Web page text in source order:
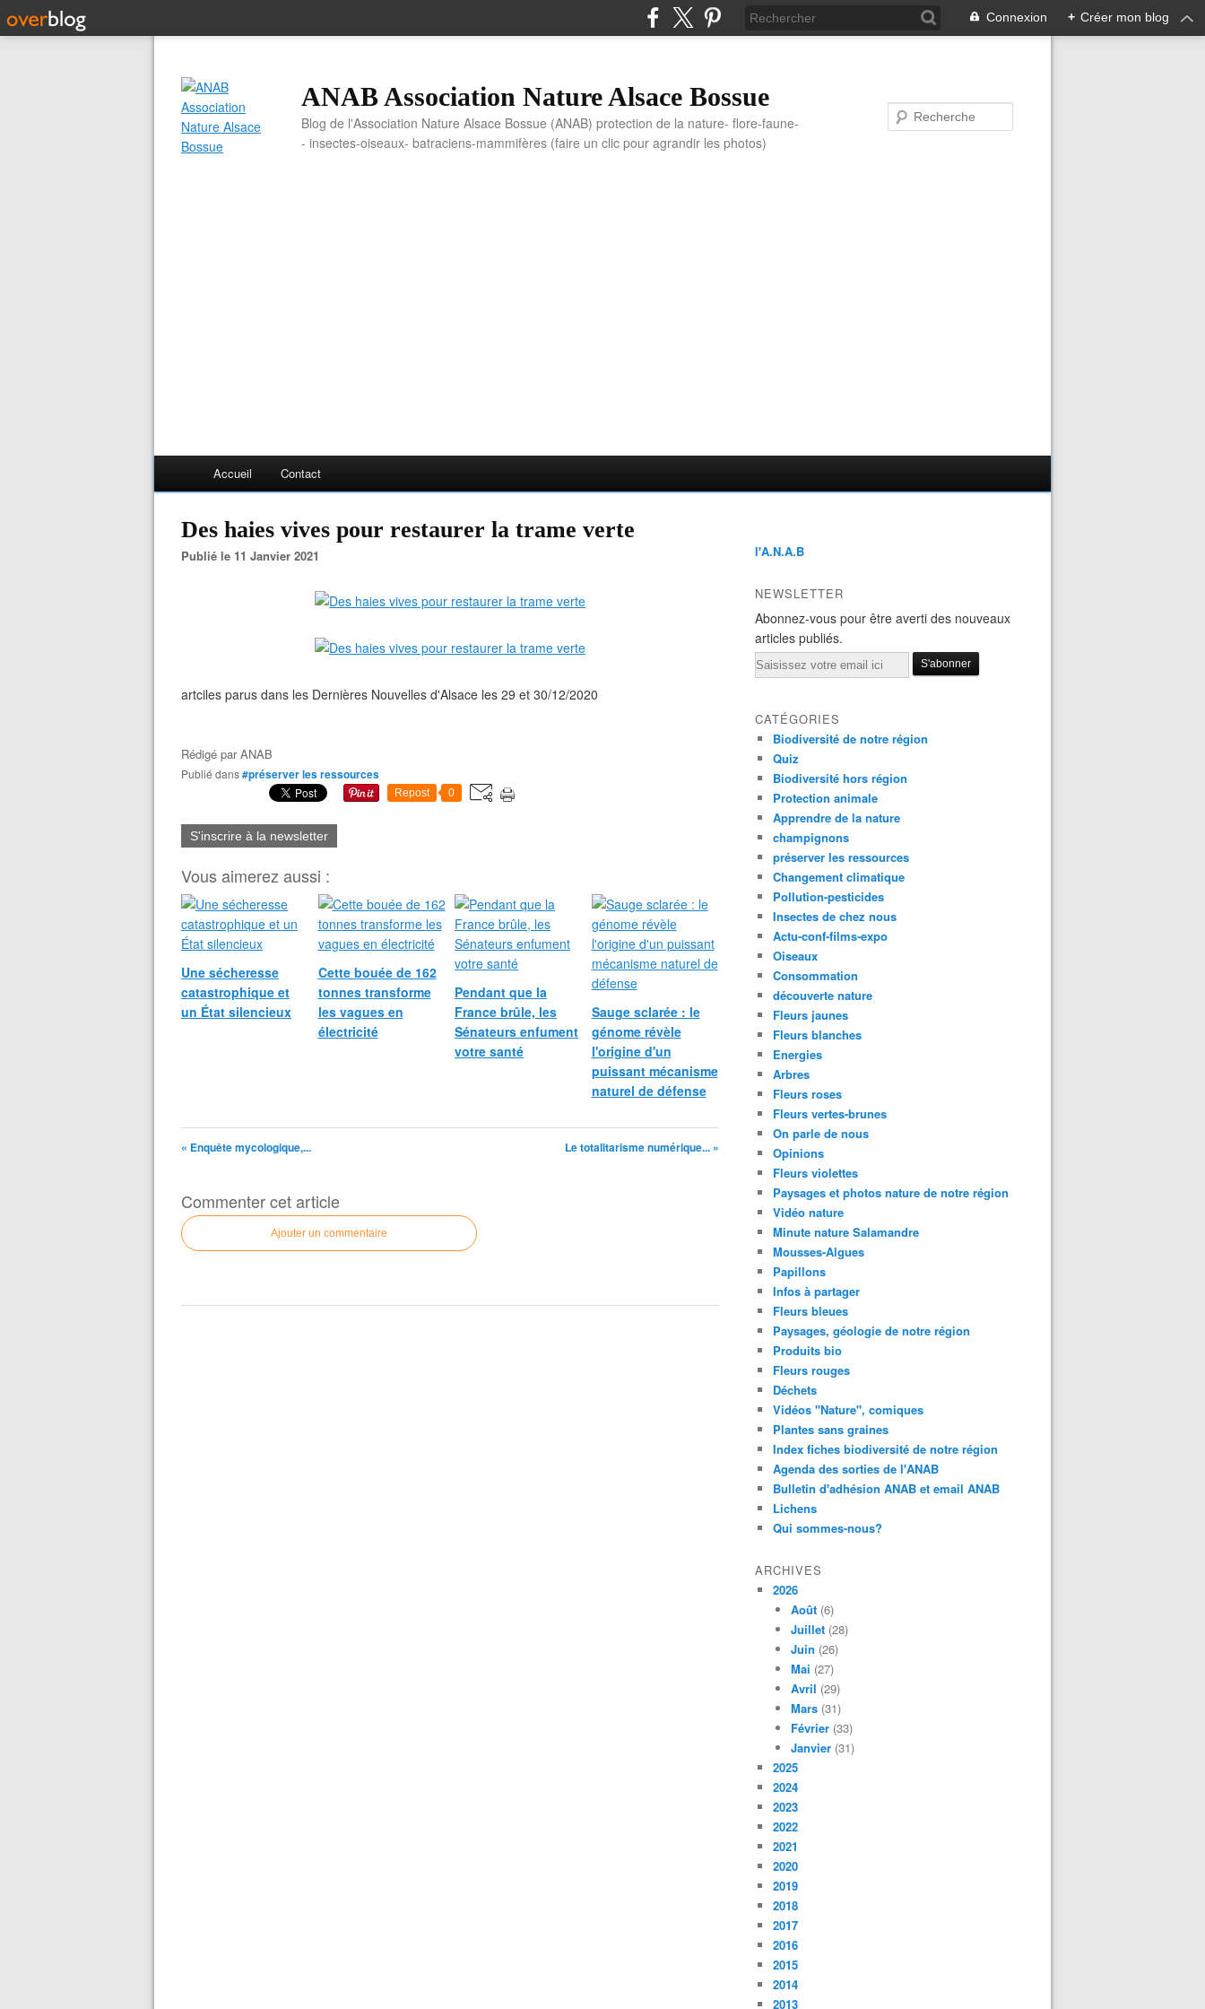
Connexion + Créer mon blog
ANAB Association Nature Alsace Bossue
Blog de l'Association Nature Alsace Bossue (ANAB) protection de la nature- flore-faune-
- insectes-oiseaux- batraciens-mammifères (faire un clic pour agrandir les photos)
Accueil Contact
Des haies vives pour restaurer la trame verte
Publié le 11 Janvier 2021
artciles parus dans les Dernières Nouvelles d'Alsace les 29 et 30/12/2020
Rédigé parANAB
Publié dans#préserver les ressources
Repost 0
S'inscrire à la newsletter
Vous aimerez aussi :
Une sécheresse
catastrophique et
un État silencieux
Cette bouée de 162
tonnes transforme
les vagues en
électricité
Pendant que la
France brûle, les
Sénateurs enfument
votre santé
Sauge sclarée : le
génome révèle
l'origine d'un
puissant mécanisme
naturel de défense
« Enquête mycologique,... Le totalitarisme numérique... »
Commenter cet article
Ajouter un commentaire
l'A.N.A.B
NEWSLETTER
Abonnez-vous pour être averti des nouveaux
articles publiés.
Email
CATÉGORIES
Biodiversité de notre région
Quiz
Biodiversité hors région
Protection animale
Apprendre de la nature
champignons
préserver les ressources
Changement climatique
Pollution-pesticides
Insectes de chez nous
Actu-conf-films-expo
Oiseaux
Consommation
découverte nature
Fleurs jaunes
Fleurs blanches
Energies
Arbres
Fleurs roses
Fleurs vertes-brunes
On parle de nous
Opinions
Fleurs violettes
Paysages et photos nature de notre région
Vidéo nature
Minute nature Salamandre
Mousses-Algues
Papillons
Infos à partager
Fleurs bleues
Paysages, géologie de notre région
Produits bio
Fleurs rouges
Déchets
Vidéos "Nature", comiques
Plantes sans graines
Index fiches biodiversité de notre région
Agenda des sorties de l'ANAB
Bulletin d'adhésion ANAB et email ANAB
Lichens
Qui sommes-nous?
ARCHIVES
2026
Août (6)
Juillet (28)
Juin (26)
Mai (27)
Avril (29)
Mars (31)
Février (33)
Janvier (31)
2025
2024
2023
2022
2021
2020
2019
2018
2017
2016
2015
2014
2013